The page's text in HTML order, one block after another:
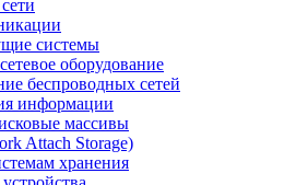
системы
оборудование
беспроводных сетей
информации
массивы
Attach Storage)
хранения